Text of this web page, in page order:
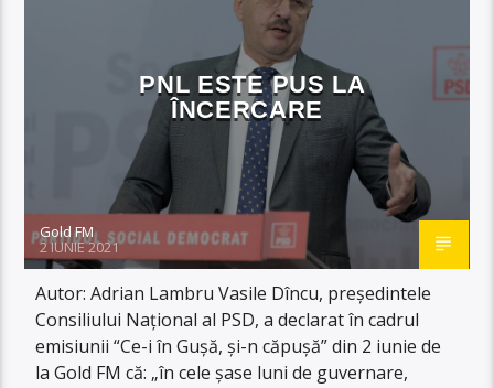
PNL ESTE PUS LA
ÎNCERCARE
Gold FM
2 IUNIE 2021
Autor: Adrian Lambru Vasile Dîncu, președintele
Consiliului Național al PSD, a declarat în cadrul
emisiunii “Ce-i în Gușă, și-n căpușă” din 2 iunie de
la Gold FM că: „în cele șase luni de guvernare,